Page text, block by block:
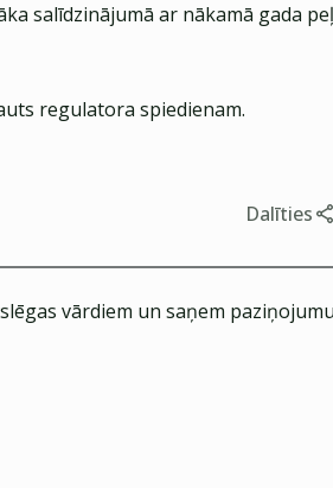
salīdzinājumā ar nākamā gada
regulatora spiedienam.
Dalīties
vārdiem un saņem